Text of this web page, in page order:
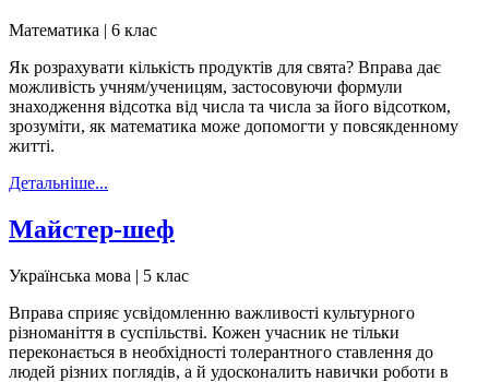
Математика | 6 клас
Як розрахувати кількість продуктів для свята? Вправа дає
можливість учням/ученицям, застосовуючи формули
знаходження відсотка від числа та числа за його відсотком,
зрозуміти, як математика може допомогти у повсякденному
житті.
Детальніше...
Майстер-шеф
Українська мова | 5 клас
Вправа сприяє усвідомленню важливості культурного
різноманіття в суспільстві. Кожен учасник не тільки
переконається в необхідності толерантного ставлення до
людей різних поглядів, а й удосконалить навички роботи в